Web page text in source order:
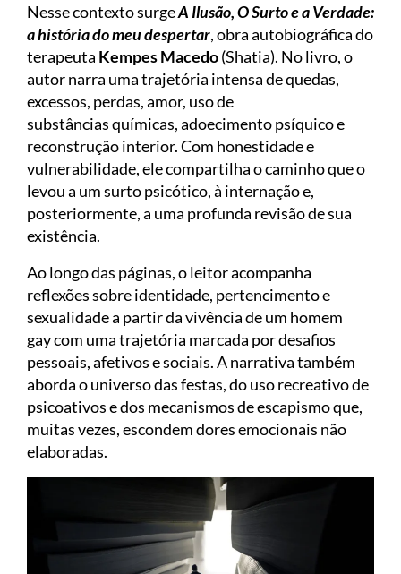
Nesse contexto surgeA Ilusão, O Surto e a Verdade:
a história do meu despertar, obra autobiográfica do
terapeuta Kempes Macedo(Shatia). No livro, o
autor narra uma trajetória intensa de quedas,
excessos, perdas, amor, uso de
substâncias químicas, adoecimento psíquico e
reconstrução interior. Com honestidade e
vulnerabilidade, ele compartilha o caminho que o
levou a um surto psicótico, à internação e,
posteriormente, a uma profunda revisão de sua
existência.
Ao longo das páginas, o leitor acompanha
reflexões sobre identidade, pertencimento e
sexualidade a partir da vivência de um homem
gay com uma trajetória marcada por desafios
pessoais, afetivos e sociais. A narrativa também
aborda o universo das festas, do uso recreativo de
psicoativos e dos mecanismos de escapismo que,
muitas vezes, escondem dores emocionais não
elaboradas.